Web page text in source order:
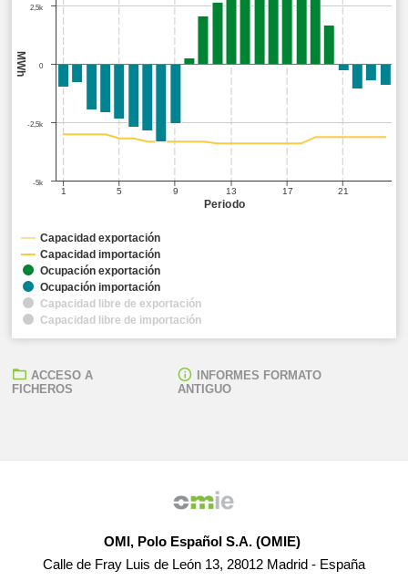
Periodo
MWh
1 5 9 13 17 21
0
-5k
-2,5k
2,5k
Capacidad exportación
Capacidad importación
Ocupación exportación
Ocupación importación
Capacidad libre de exportación
Capacidad libre de importación
ACCESO A
FICHEROS
INFORMES FORMATO
ANTIGUO
OMI, Polo Español S.A. (OMIE)
Calle de Fray Luis de León 13, 28012 Madrid - España